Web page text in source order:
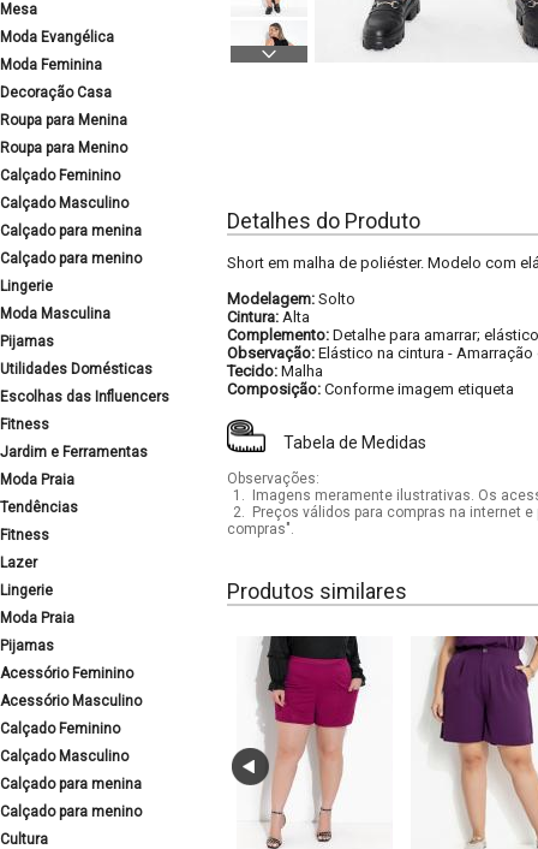
Mesa
Moda Evangélica
Moda Feminina
Decoração Casa
Roupa para Menina
Roupa para Menino
Calçado Feminino
Calçado Masculino
Calçado para menina
Calçado para menino
Lingerie
Moda Masculina
Pijamas
Utilidades Domésticas
Escolhas das Influencers
Fitness
Jardim e Ferramentas
Moda Praia
Tendências
Fitness
Lazer
Lingerie
Moda Praia
Pijamas
Acessório Feminino
Acessório Masculino
Calçado Feminino
Calçado Masculino
Calçado para menina
Calçado para menino
Cultura
Detalhes do Produto
Short em malha de poliéster. Modelo com
Modelagem: Solto
Cintura: Alta
Complemento: Detalhe para amarrar; elástico
Observação: Elástico na cintura - Amarração
Tecido: Malha
Composição: Conforme imagem etiqueta
Tabela de Medidas
Observações:
1.
Imagens meramente ilustrativas. Os
2.
Preços válidos para compras na internet
compras".
Produtos similares